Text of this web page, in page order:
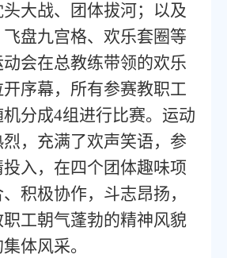
大战、团体拔河；以及
盘九宫格、欢乐套圈等
会在总教练带领的欢乐
序幕，所有参赛教职工
分成4组进行比赛。运动
，充满了欢声笑语，参
入，在四个团体趣味项
积极协作，斗志昂扬，
工朝气蓬勃的精神风貌
体风采。